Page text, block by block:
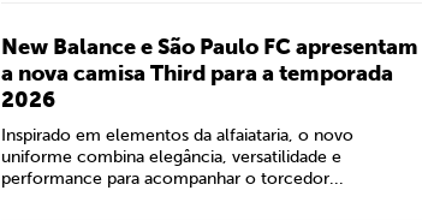
New Balance e São Paulo FC apresentam
a nova camisa Third para a temporada
2026
Inspirado em elementos da alfaiataria, o novo
uniforme combina elegância, versatilidade e
performance para acompanhar o torcedor...